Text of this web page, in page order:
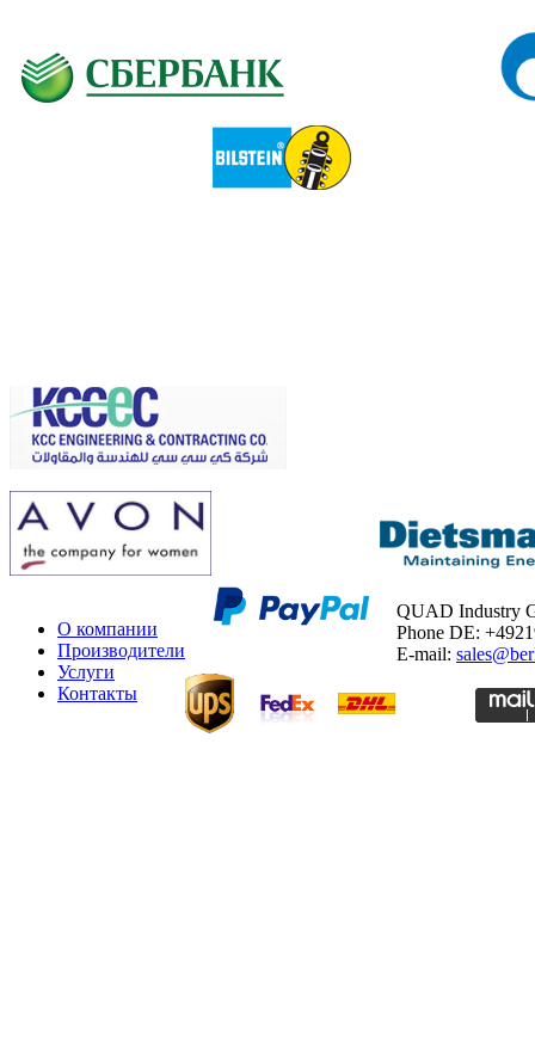
О компании
Производители
Услуги
Контакты
QUAD Industry
Phone DE:
E-mail: